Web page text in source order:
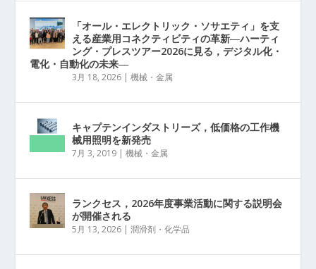
「オール・エレクトリック・ソサエティ」を支
える産業用コネクティビティの革新―ハーティ
ング・プレスツアー2026に見る，デジタル化・
電化・自動化の未来―
3月 18, 2026 |機械・金属
キャプテンインダストリーズ，低価格の工作機
械用照明を新発売
7月 3, 2019 |機械・金属
ランクセス，2026年度事業活動に関する説明会
が開催される
5月 13, 2026 |潤滑剤・化学品